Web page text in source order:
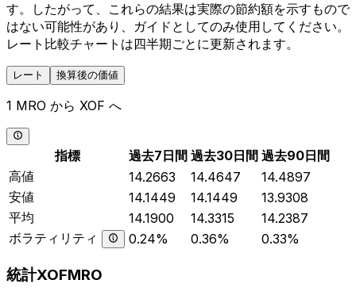
す。したがって、これらの結果は実際の節約額を示すもので
はない可能性があり、ガイドとしてのみ使用してください。
レート比較チャートは四半期ごとに更新されます。
レート 換算後の価値
1 MRO から XOF へ
指標 過去7日間 過去30日間 過去90日間
高値
14.2663 14.4647
14.4897
安値
14.1449 14.1449
13.9308
平均
14.1900 14.3315
14.2387
ボラティリティ
0.24% 0.36% 0.33%
統計XOFMRO